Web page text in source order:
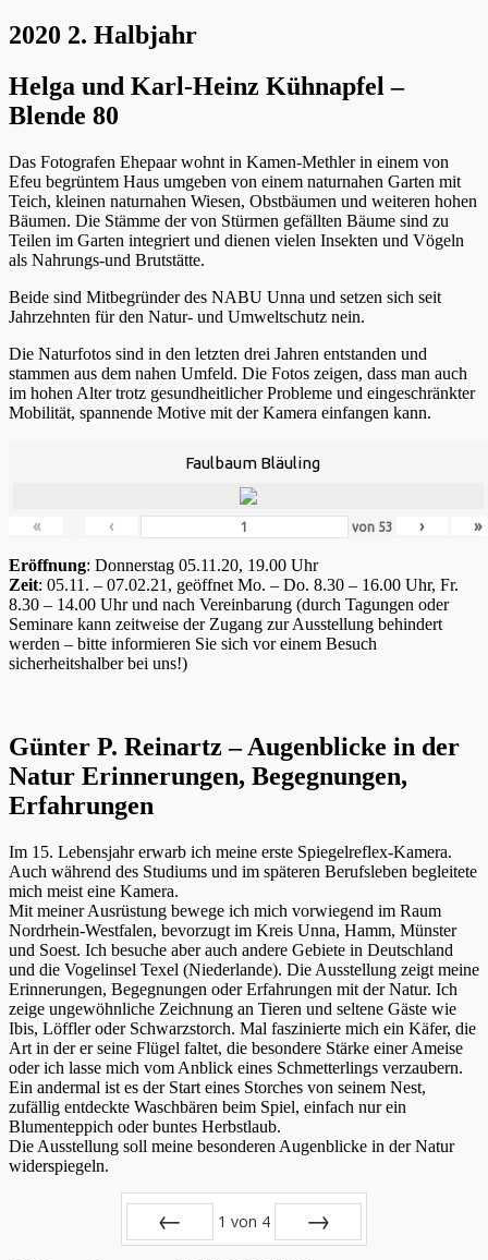
2020 2. Halbjahr
Helga und Karl-Heinz Kühnapfel –
Blende 80
Das Fotografen Ehepaar wohnt in Kamen-Methler in einem von
Efeu begrüntem Haus umgeben von einem naturnahen Garten mit
Teich, kleinen naturnahen Wiesen, Obstbäumen und weiteren hohen
Bäumen. Die Stämme der von Stürmen gefällten Bäume sind zu
Teilen im Garten integriert und dienen vielen Insekten und Vögeln
als Nahrungs-und Brutstätte.
Beide sind Mitbegründer des NABU Unna und setzen sich seit
Jahrzehnten für den Natur- und Umweltschutz nein.
Die Naturfotos sind in den letzten drei Jahren entstanden und
stammen aus dem nahen Umfeld. Die Fotos zeigen, dass man auch
im hohen Alter trotz gesundheitlicher Probleme und eingeschränkter
Mobilität, spannende Motive mit der Kamera einfangen kann.
Faulbaum Bläuling
« ‹ von 53 › »
Eröffnung: Donnerstag 05.11.20, 19.00 Uhr
Zeit: 05.11. – 07.02.21, geöffnet Mo. – Do. 8.30 – 16.00 Uhr, Fr.
8.30 – 14.00 Uhr und nach Vereinbarung (durch Tagungen oder
Seminare kann zeitweise der Zugang zur Ausstellung behindert
werden – bitte informieren Sie sich vor einem Besuch
sicherheitshalber bei uns!)
Günter P. Reinartz – Augenblicke in der
Natur Erinnerungen, Begegnungen,
Erfahrungen
Im 15. Lebensjahr erwarb ich meine erste Spiegelreflex-Kamera.
Auch während des Studiums und im späteren Berufsleben begleitete
mich meist eine Kamera.
Mit meiner Ausrüstung bewege ich mich vorwiegend im Raum
Nordrhein-Westfalen, bevorzugt im Kreis Unna, Hamm, Münster
und Soest. Ich besuche aber auch andere Gebiete in Deutschland
und die Vogelinsel Texel (Niederlande). Die Ausstellung zeigt meine
Erinnerungen, Begegnungen oder Erfahrungen mit der Natur. Ich
zeige ungewöhnliche Zeichnung an Tieren und seltene Gäste wie
Ibis, Löffler oder Schwarzstorch. Mal faszinierte mich ein Käfer, die
Art in der er seine Flügel faltet, die besondere Stärke einer Ameise
oder ich lasse mich vom Anblick eines Schmetterlings verzaubern.
Ein andermal ist es der Start eines Storches von seinem Nest,
zufällig entdeckte Waschbären beim Spiel, einfach nur ein
Blumenteppich oder buntes Herbstlaub.
Die Ausstellung soll meine besonderen Augenblicke in der Natur
widerspiegeln.
1 von 4